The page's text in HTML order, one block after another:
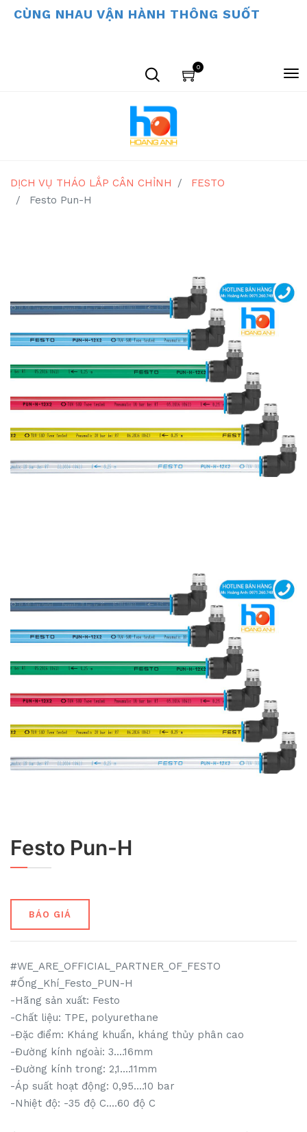
CÙNG NHAU VẬN HÀNH THÔNG SUỐT
0
DỊCH VỤ THÁO LẮP CÂN CHỈNH
FESTO
Festo Pun-H
Festo Pun-H
BÁO GIÁ
#WE_ARE_OFFICIAL_PARTNER_OF_FESTO
#Ống_Khí_Festo_PUN-H
-Hãng sản xuất: Festo
-Chất liệu: TPE, polyurethane
-Đặc điểm: Kháng khuẩn, kháng thủy phân cao
-Đường kính ngoài: 3....16mm
-Đường kính trong: 2,1....11mm
-Áp suất hoạt động: 0,95....10 bar
-Nhiệt độ: -35 độ C....60 độ C